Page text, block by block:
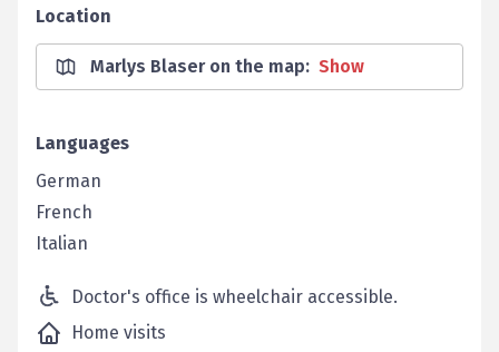
Location
Marlys Blaser on the map: Show
Languages
German
French
Italian
Doctor's office is wheelchair accessible.
Home visits